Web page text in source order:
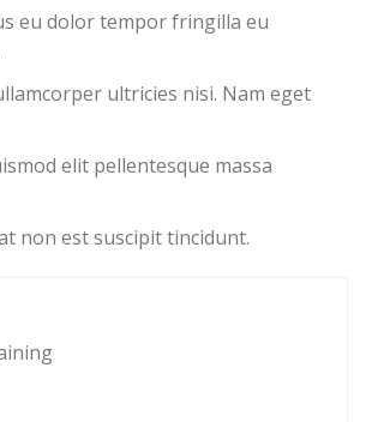
eu dolor tempor fringilla eu
ultricies nisi. Nam eget
elit pellentesque massa
non est suscipit tincidunt.